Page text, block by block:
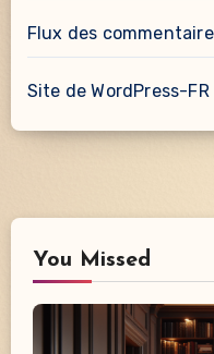
Flux des
Site de WordPress-FR
You Missed